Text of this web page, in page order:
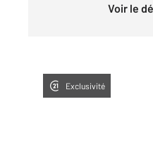
Voir le
Exclusivité